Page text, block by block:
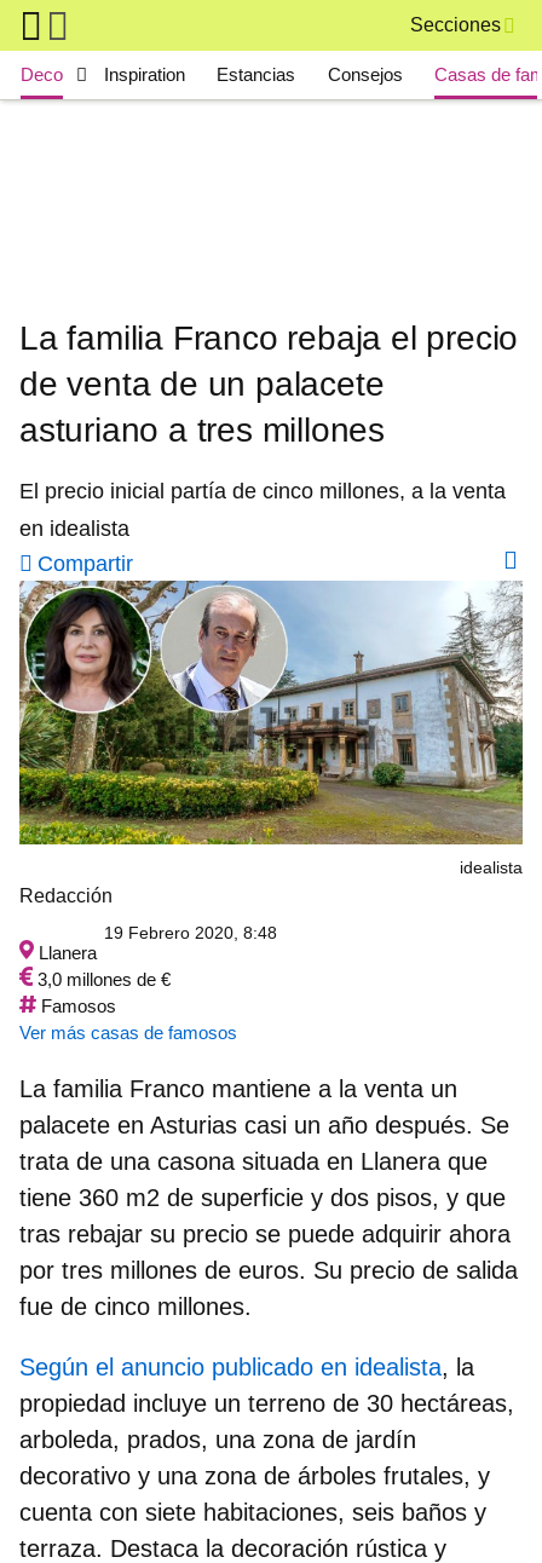
Skip to main content
Secciones
Main navigation
Deco Inspiration Estancias Consejos Casas de
La familia Franco rebaja el precio
de venta de un palacete
asturiano a tres millones
El precio inicial partía de cinco millones, a la venta
en idealista
Compartir
idealista
Redacción
19 Febrero 2020, 8:48
Llanera
3,0 millones de €
Famosos
Ver más casas de famosos
La familia Franco mantiene a la venta un
palacete en Asturias casi un año después. Se
trata de una casona situada en Llanera que
tiene 360 m2 de superficie y dos pisos, y que
tras rebajar su precio se puede adquirir ahora
por tres millones de euros. Su precio de salida
fue de cinco millones.
Según el anuncio publicado en idealista, la
propiedad incluye un terreno de 30 hectáreas,
arboleda, prados, una zona de jardín
decorativo y una zona de árboles frutales, y
cuenta con siete habitaciones, seis baños y
terraza. Destaca la decoración rústica y